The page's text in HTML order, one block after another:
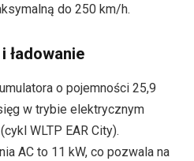
do 250 km/h.
ładowanie
o pojemności 25,9
w trybie elektrycznym
WLTP EAR City).
AC to 11 kW, co pozwala na